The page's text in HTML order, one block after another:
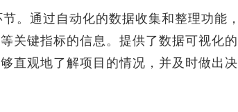
通过自动化的数据收集和整理功能，
关键指标的信息。提供了数据可视化的
直观地了解项目的情况，并及时做出决